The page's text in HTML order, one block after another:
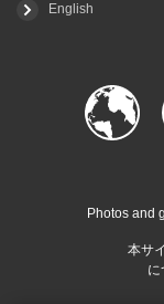
English
Photos and
本サ
に